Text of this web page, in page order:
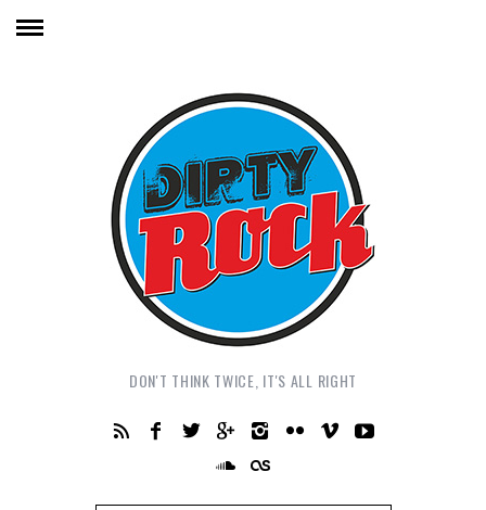
DON'T THINK TWICE, IT'S ALL RIGHT